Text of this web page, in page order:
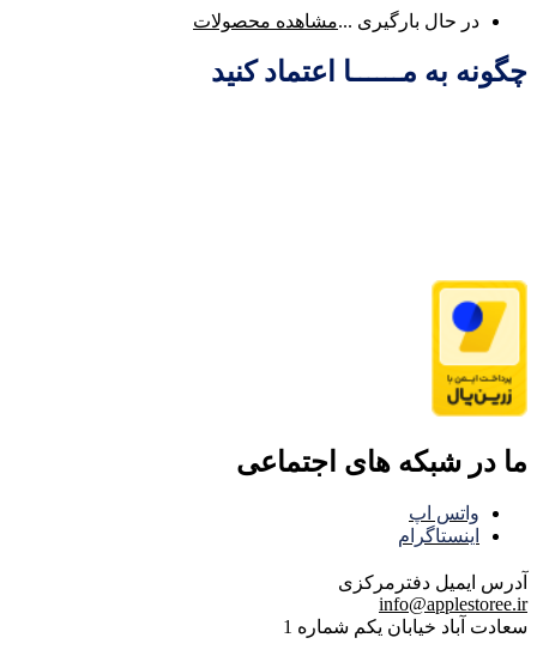
در حال بارگیری ...مشاهده محصولات
چگونه به مــــــا اعتماد کنید
ما در شبکه های اجتماعی
واتس اپ
اینستاگرام
آدرس ایمیل دفترمرکزی
info@applestoree.ir
سعادت آباد خیابان یکم شماره 1